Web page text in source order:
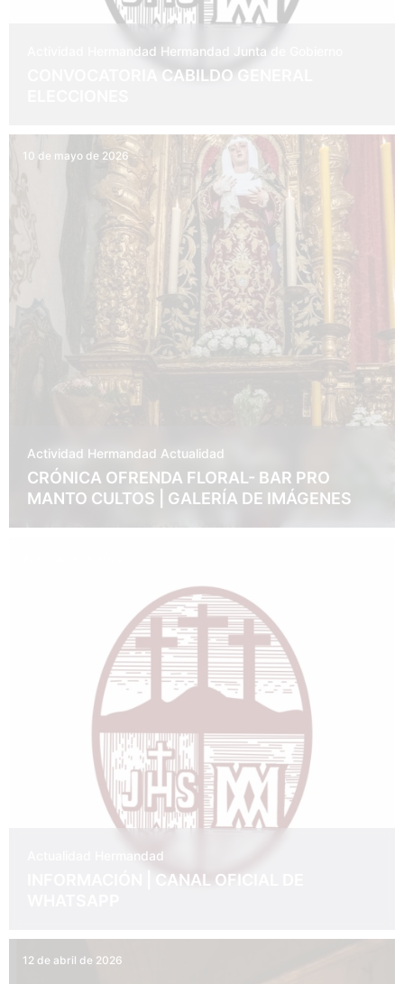
Actividad Hermandad Hermandad Junta de Gobierno
CONVOCATORIA CABILDO GENERAL
10 de mayo de 2026
Actividad Hermandad Actualidad
CRÓNICA OFRENDA FLORAL- BAR PRO
MANTO CULTOS | GALERÍA DE IMÁGENES
Hermandad
INFORMACIÓN | CANAL OFICIAL DE
12 de abril de 2026